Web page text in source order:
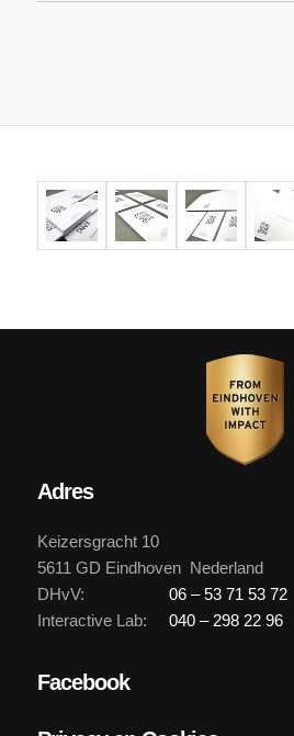
Adres
Keizersgracht 10
5611 GD Eindhoven Nederland
DHvV:
06 – 53 71 53 72
Interactive Lab:
040 – 298 22 96
Facebook